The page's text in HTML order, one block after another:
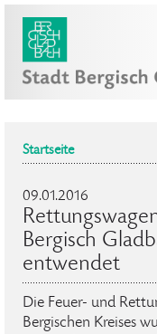
Startseite
09.01.2016
Bergisch
entwendet
Die Feuer- und
Bergischen Kreises